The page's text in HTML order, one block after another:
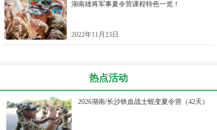
湖南雄将军事夏令营课程特色一览！
2022年11月23日
热点活动
2026湖南/长沙铁血战士蜕变夏令营（42天）